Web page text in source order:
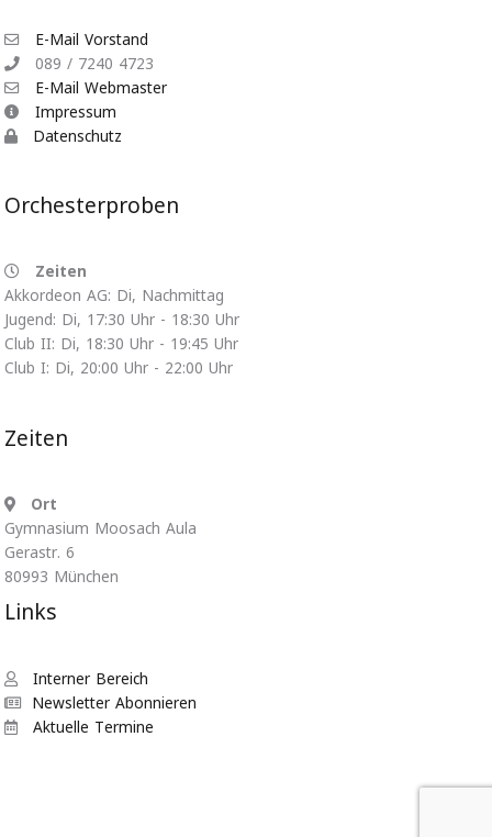
E-Mail Vorstand
089 / 7240 4723
E-Mail Webmaster
Impressum
Datenschutz
Orchesterproben
Zeiten
Akkordeon AG: Di, Nachmittag
Jugend: Di, 17:30 Uhr - 18:30 Uhr
Club II: Di, 18:30 Uhr - 19:45 Uhr
Club I: Di, 20:00 Uhr - 22:00 Uhr
Zeiten
Ort
Gymnasium Moosach Aula
Gerastr. 6
80993 München
Links
Interner Bereich
Newsletter Abonnieren
Aktuelle Termine